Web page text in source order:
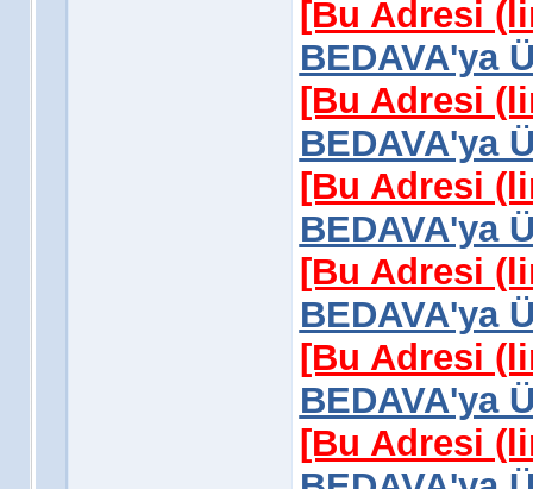
[Bu Adresi
BEDAVA'ya
[Bu Adresi
BEDAVA'ya
[Bu Adresi
BEDAVA'ya
[Bu Adresi
BEDAVA'ya
[Bu Adresi
BEDAVA'ya
[Bu Adresi